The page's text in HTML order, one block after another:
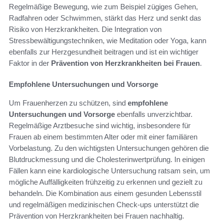
Regelmäßige Bewegung, wie zum Beispiel zügiges Gehen,
Radfahren oder Schwimmen, stärkt das Herz und senkt das
Risiko von Herzkrankheiten. Die Integration von
Stressbewältigungstechniken, wie Meditation oder Yoga, kann
ebenfalls zur Herzgesundheit beitragen und ist ein wichtiger
Faktor in der Prävention von Herzkrankheiten bei Frauen.
Empfohlene Untersuchungen und Vorsorge
Um Frauenherzen zu schützen, sind empfohlene
Untersuchungen und Vorsorge ebenfalls unverzichtbar.
Regelmäßige Arztbesuche sind wichtig, insbesondere für
Frauen ab einem bestimmten Alter oder mit einer familiären
Vorbelastung. Zu den wichtigsten Untersuchungen gehören die
Blutdruckmessung und die Cholesterinwertprüfung. In einigen
Fällen kann eine kardiologische Untersuchung ratsam sein, um
mögliche Auffälligkeiten frühzeitig zu erkennen und gezielt zu
behandeln. Die Kombination aus einem gesunden Lebensstil
und regelmäßigen medizinischen Check-ups unterstützt die
Prävention von Herzkrankheiten bei Frauen nachhaltig.